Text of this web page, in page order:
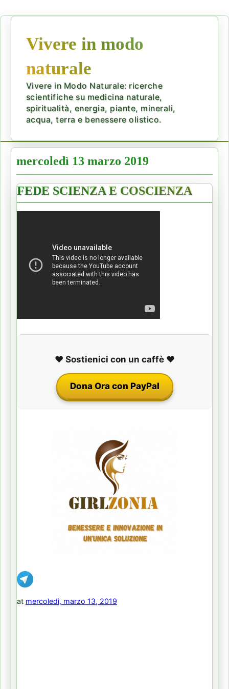
Vivere in modo
naturale
Vivere in Modo Naturale: ricerche
scientifiche su medicina naturale,
spiritualità, energia, piante, minerali,
acqua, terra e benessere olistico.
mercoledì 13 marzo 2019
FEDE SCIENZA E COSCIENZA
❤️ Sostienici con un caffè ❤️
Dona Ora con PayPal
at mercoledì, marzo 13, 2019